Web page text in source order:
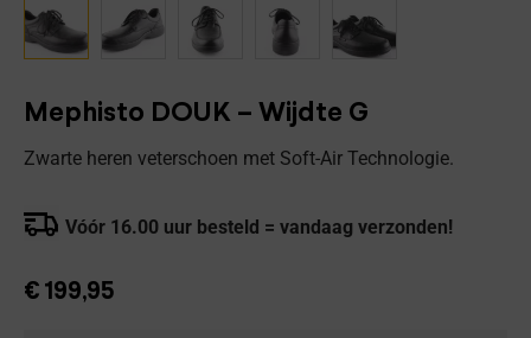
Mephisto DOUK – Wijdte G
Zwarte heren veterschoen met Soft-Air Technologie.
Vóór 16.00 uur besteld = vandaag verzonden!
€ 199,95